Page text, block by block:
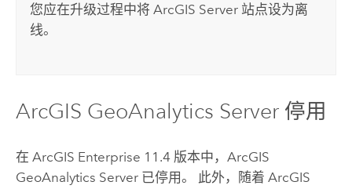
您应在升级过程中将ArcGIS Server 站点设为离
线。
ArcGIS GeoAnalytics Server停用
在 ArcGIS Enterprise 11.4 版本中， ArcGIS
GeoAnalytics Server已停用。 此外，随着 ArcGIS